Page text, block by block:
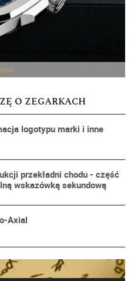
O ZEGARKACH
logotypu marki i inne
przekładni chodu - część
wskazówką sekundową
Axial